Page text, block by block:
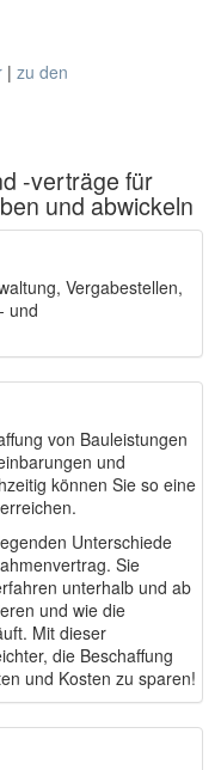
| zu den
-verträge für
und abwickeln
Vergabestellen,
und
von Bauleistungen
und
können Sie so eine
Unterschiede
Sie
unterhalb und ab
und wie die
Mit dieser
die Beschaffung
und Kosten zu sparen!